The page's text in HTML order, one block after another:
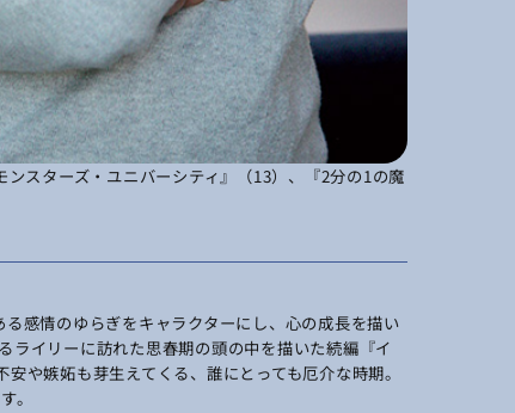
スターズ・ユニバーシティ』（13）、『2分の1の魔
感情のゆらぎをキャラクターにし、心の成長を描い
ライリーに訪れた思春期の頭の中を描いた続編『イ
や嫉妬も芽生えてくる、誰にとっても厄介な時期。
。